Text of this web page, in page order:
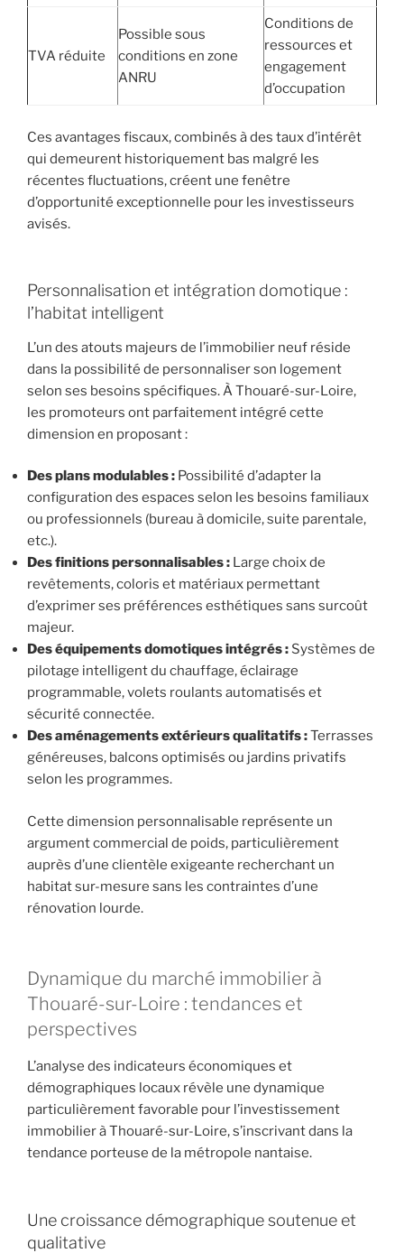
TVA réduite
Possible sous
conditions en zone
ANRU
Conditions de
ressources et
engagement
d’occupation
Ces avantages fiscaux, combinés à des taux d’intérêt
qui demeurent historiquement bas malgré les
récentes fluctuations, créent une fenêtre
d’opportunité exceptionnelle pour les investisseurs
avisés.
Personnalisation et intégration domotique :
l’habitat intelligent
L’un des atouts majeurs de l’immobilier neuf réside
dans la possibilité de personnaliser son logement
selon ses besoins spécifiques. À Thouaré-sur-Loire,
les promoteurs ont parfaitement intégré cette
dimension en proposant :
Des plans modulables : Possibilité d’adapter la
configuration des espaces selon les besoins familiaux
ou professionnels (bureau à domicile, suite parentale,
etc.).
Des finitions personnalisables : Large choix de
revêtements, coloris et matériaux permettant
d’exprimer ses préférences esthétiques sans surcoût
majeur.
Des équipements domotiques intégrés : Systèmes de
pilotage intelligent du chauffage, éclairage
programmable, volets roulants automatisés et
sécurité connectée.
Des aménagements extérieurs qualitatifs :Terrasses
généreuses, balcons optimisés ou jardins privatifs
selon les programmes.
Cette dimension personnalisable représente un
argument commercial de poids, particulièrement
auprès d’une clientèle exigeante recherchant un
habitat sur-mesure sans les contraintes d’une
rénovation lourde.
Dynamique du marché immobilier à
Thouaré-sur-Loire : tendances et
perspectives
L’analyse des indicateurs économiques et
démographiques locaux révèle une dynamique
particulièrement favorable pour l’investissement
immobilier à Thouaré-sur-Loire, s’inscrivant dans la
tendance porteuse de la métropole nantaise.
Une croissance démographique soutenue et
qualitative